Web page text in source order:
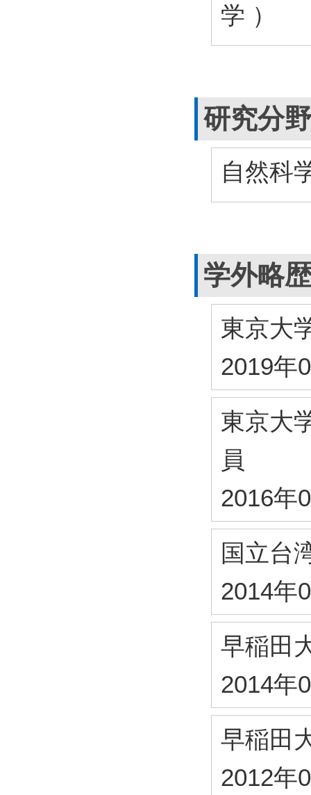
学 ）
研究分野
自然科
学外略歴
東京大
2019年
東京大
員
2016年
国立台
2014年
早稲田
2014年
早稲田
2012年